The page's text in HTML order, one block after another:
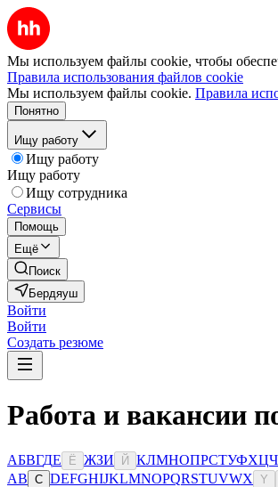
Мы используем файлы cookie, чтобы
Правила использования файлов cookie
Мы используем файлы cookie. Правила
Понятно
Ищу работу
Ищу работу
Ищу работу
Ищу сотрудника
Сервисы
Помощь
Ещё
Поиск
Бердяуш
Войти
Войти
Создать резюме
Работа и вакансии
АБВГДЕ Ё ЖЗИ Й КЛМНОПРСТУФХЦЧ
AB C DEFGHIJKLMNOPQRSTUVWX Y